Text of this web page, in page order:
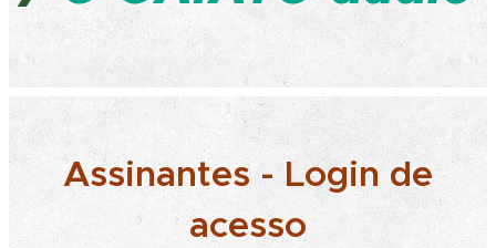
Assinantes - Login de
acesso